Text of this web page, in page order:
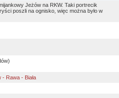
Jeżów na RKW. Taki portrecik
poszli na ognisko, więc można było w
Rawa - Biała